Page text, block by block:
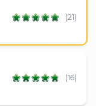
(21)
(16)